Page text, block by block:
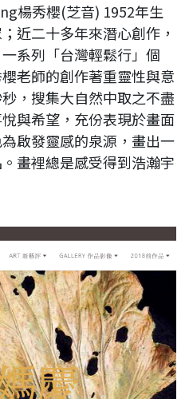
楊秀櫻(芝音) 1952年生
近二十多年來潛心創作，
系列「台灣輕鬆行」個
老師的創作著重靈性與意
，搜集大自然中取之不盡
與希望，充份表現於畫面
啟發靈感的泉源，畫出一
畫裡總是感受得到浩瀚宇